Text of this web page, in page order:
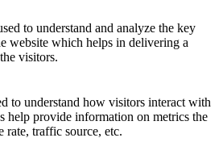
to understand and analyze the key
website which helps in delivering a
visitors.
to understand how visitors interact with
help provide information on metrics the
rate, traffic source, etc.